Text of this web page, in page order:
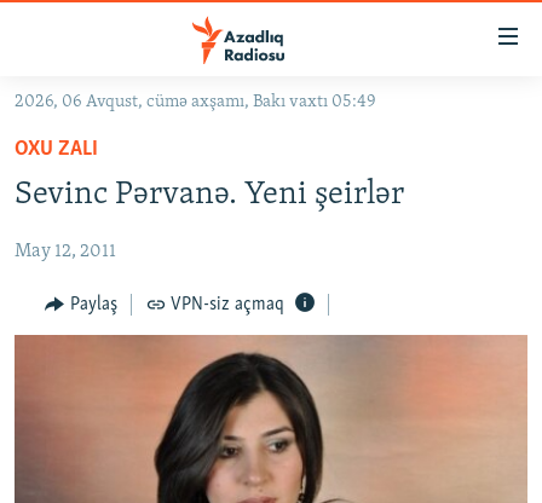
Əsas
qayıt
Əsas
qayıt
#ƏSLINDƏ
FƏRQƏ BAX
2026, 06 Avqust, cümə axşamı, Bakı vaxtı 05:49
OXU ZALI
Sevinc Pərvanə. Yeni şeirlər
May 12, 2011
Paylaş VPN-siz açmaq